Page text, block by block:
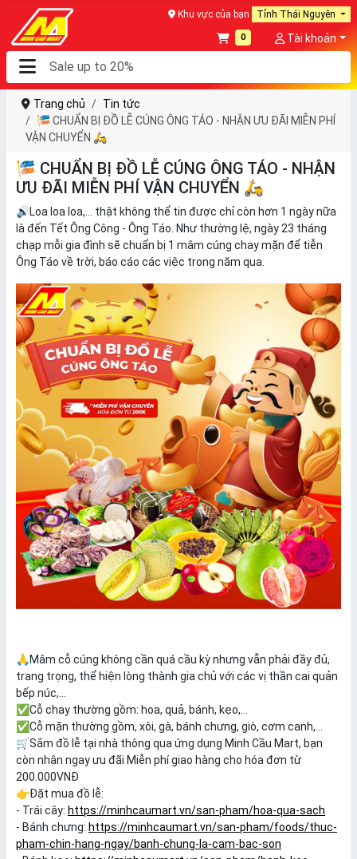
Khu vực của bạn Tỉnh Thái Nguyên
0 Tài khoản
Trang chủ
Tin tức
🎏 CHUẨN BỊ ĐỒ LỄ CÚNG ÔNG TÁO - NHẬN ƯU ĐÃI MIỄN PHÍ
VẬN CHUYỂN 🛵
🎏 CHUẨN BỊ ĐỒ LỄ CÚNG ÔNG TÁO - NHẬN
ƯU ĐÃI MIỄN PHÍ VẬN CHUYỂN 🛵
🔊Loa loa loa,... thật không thể tin được chỉ còn hơn 1 ngày nữa
là đến Tết Ông Công - Ông Táo. Như thường lệ, ngày 23 tháng
chạp mỗi gia đình sẽ chuẩn bị 1 mâm cúng chay mặn để tiễn
Ông Táo về trời, báo cáo các việc trong năm qua.
🙏Mâm cỗ cúng không cần quá cầu kỳ nhưng vẫn phải đầy đủ,
trang trọng, thể hiện lòng thành gia chủ với các vị thần cai quản
bếp núc,...
✅Cỗ chay thường gồm: hoa, quả, bánh, kẹo,...
✅Cỗ mặn thường gồm, xôi, gà, bánh chưng, giò, cơm canh,...
️🛒Sắm đồ lễ tại nhà thông qua ứng dụng Minh Cầu Mart, bạn
còn nhận ngay ưu đãi Miễn phí giao hàng cho hóa đơn từ
200.000VNĐ
👉Đặt mua đồ lễ:
- Trái cây: https://minhcaumart.vn/san-pham/hoa-qua-sach
- Bánh chưng: https://minhcaumart.vn/san-pham/foods/thuc-
pham-chin-hang-ngay/banh-chung-la-cam-bac-son